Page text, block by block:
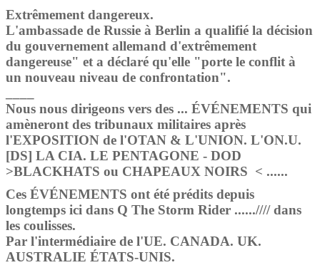
Extrêmement dangereux.
L'ambassade de Russie à Berlin a qualifié la décision
du gouvernement allemand d'extrêmement
dangereuse" et a déclaré qu'elle "porte le conflit à
un nouveau niveau de confrontation".
Nous nous dirigeons vers des ... ÉVÉNEMENTS qui
amèneront des tribunaux militaires après
l'EXPOSITION de l'OTAN & L'UNION. L'ON.U.
[DS] LA CIA. LE PENTAGONE - DOD
>BLACKHATS ou CHAPEAUX NOIRS < ......
Ces ÉVÉNEMENTS ont été prédits depuis
longtemps ici dans Q The Storm Rider ......//// dans
les coulisses.
Par l'intermédiaire de l'UE. CANADA. UK.
AUSTRALIE ÉTATS-UNIS.